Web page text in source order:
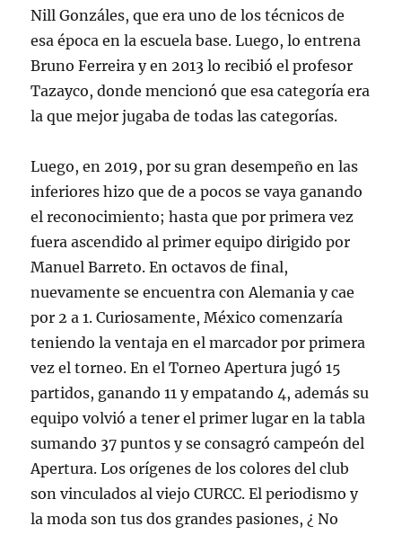
Nill Gonzáles, que era uno de los técnicos de
esa época en la escuela base. Luego, lo entrena
Bruno Ferreira y en 2013 lo recibió el profesor
Tazayco, donde mencionó que esa categoría era
la que mejor jugaba de todas las categorías.
Luego, en 2019, por su gran desempeño en las
inferiores hizo que de a pocos se vaya ganando
el reconocimiento; hasta que por primera vez
fuera ascendido al primer equipo dirigido por
Manuel Barreto. En octavos de final,
nuevamente se encuentra con Alemania y cae
por 2 a 1. Curiosamente, México comenzaría
teniendo la ventaja en el marcador por primera
vez el torneo. En el Torneo Apertura jugó 15
partidos, ganando 11 y empatando 4, además su
equipo volvió a tener el primer lugar en la tabla
sumando 37 puntos y se consagró campeón del
Apertura. Los orígenes de los colores del club
son vinculados al viejo CURCC. El periodismo y
la moda son tus dos grandes pasiones, ¿ No